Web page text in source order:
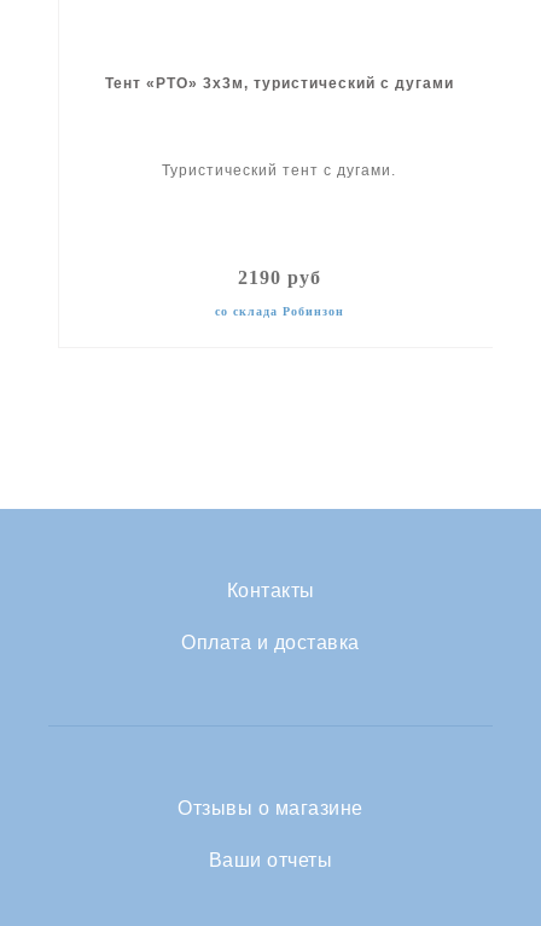
Тент «РТО» 3х3м, туристический с дугами
Туристический тент с дугами.
2190 руб
со склада Робинзон
Контакты
Оплата и доставка
Отзывы о магазине
Ваши отчеты